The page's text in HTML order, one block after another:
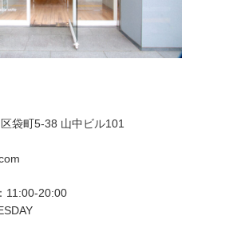
袋町5-38 山中ビル101
11:00-20:00